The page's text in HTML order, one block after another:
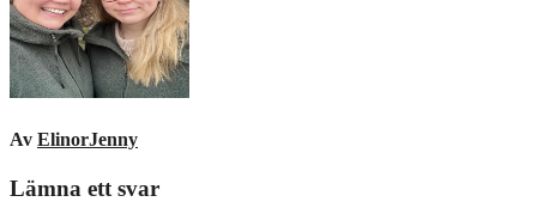
Av ElinorJenny
Lämna ett svar